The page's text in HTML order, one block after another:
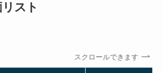
スト
スクロールできます